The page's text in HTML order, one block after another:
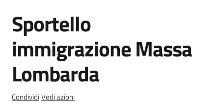
Documentazione
Osservatorio
Salta al contenuto
Sportello
immigrazione Massa
Lombarda
CondividiVedi azioni